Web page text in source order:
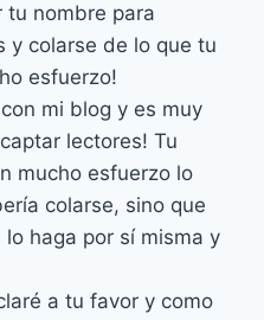
tu nombre para
y colarse de lo que tu
esfuerzo!
mi blog y es muy
lectores! Tu
mucho esfuerzo lo
colarse, sino que
haga por sí misma y
a tu favor y como